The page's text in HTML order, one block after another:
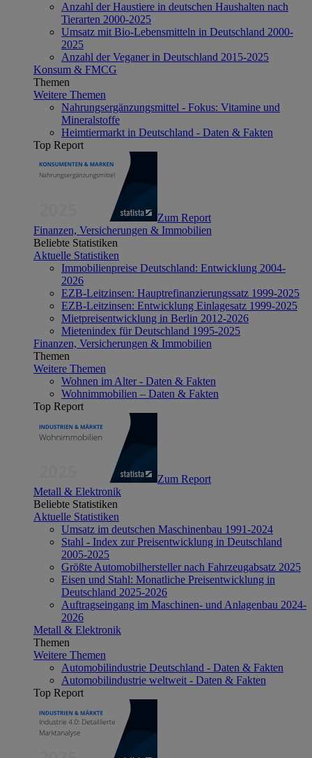
Anzahl der Haustiere in deutschen Haushalten nach
Tierarten 2000-2025
Umsatz mit Bio-Lebensmitteln in Deutschland 2000-
2025
Anzahl der Veganer in Deutschland 2015-2025
Konsum & FMCG
Themen
Weitere Themen
Nahrungsergänzungsmittel - Fokus: Vitamine und
Mineralstoffe
Heimtiermarkt in Deutschland - Daten & Fakten
Top Report
Zum Report
Finanzen, Versicherungen & Immobilien
Beliebte Statistiken
Aktuelle Statistiken
Immobilienpreise Deutschland: Entwicklung 2004-
2026
EZB-Leitzinsen: Hauptrefinanzierungssatz 1999-2025
EZB-Leitzinsen: Entwicklung Einlagesatz 1999-2025
Mietpreisentwicklung in Berlin 2012-2026
Mietenindex für Deutschland 1995-2025
Finanzen, Versicherungen & Immobilien
Themen
Weitere Themen
Wohnen im Alter - Daten & Fakten
Wohnimmobilien – Daten & Fakten
Top Report
Zum Report
Metall & Elektronik
Beliebte Statistiken
Aktuelle Statistiken
Umsatz im deutschen Maschinenbau 1991-2024
Stahl - Index zur Preisentwicklung in Deutschland
2005-2025
Größte Automobilhersteller nach Fahrzeugabsatz 2025
Eisen und Stahl: Monatliche Preisentwicklung in
Deutschland 2025-2026
Auftragseingang im Maschinen- und Anlagenbau 2024-
2026
Metall & Elektronik
Themen
Weitere Themen
Automobilindustrie Deutschland - Daten & Fakten
Automobilindustrie weltweit - Daten & Fakten
Top Report